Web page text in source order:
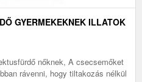
GYERMEKEKNEK ILLATOK
nőknek, A csecsemőket
rávenni, hogy tiltakozás nélkül